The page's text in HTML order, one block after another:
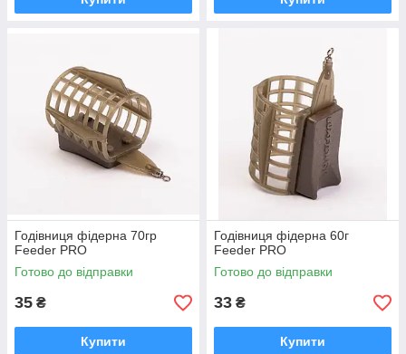
Годівниця фідерна 70гр
Feeder PRO
Готово до відправки
35 ₴
Купити
Годівниця фідерна 60г
Feeder PRO
Готово до відправки
33 ₴
Купити